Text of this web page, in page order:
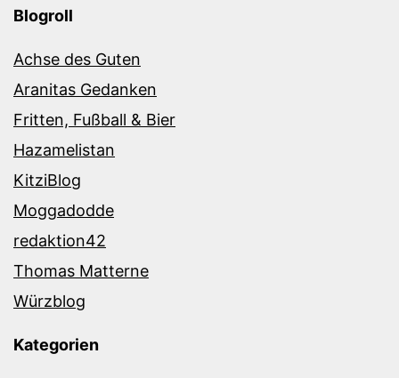
Blogroll
Achse des Guten
Aranitas Gedanken
Fritten, Fußball & Bier
Hazamelistan
KitziBlog
Moggadodde
redaktion42
Thomas Matterne
Würzblog
Kategorien